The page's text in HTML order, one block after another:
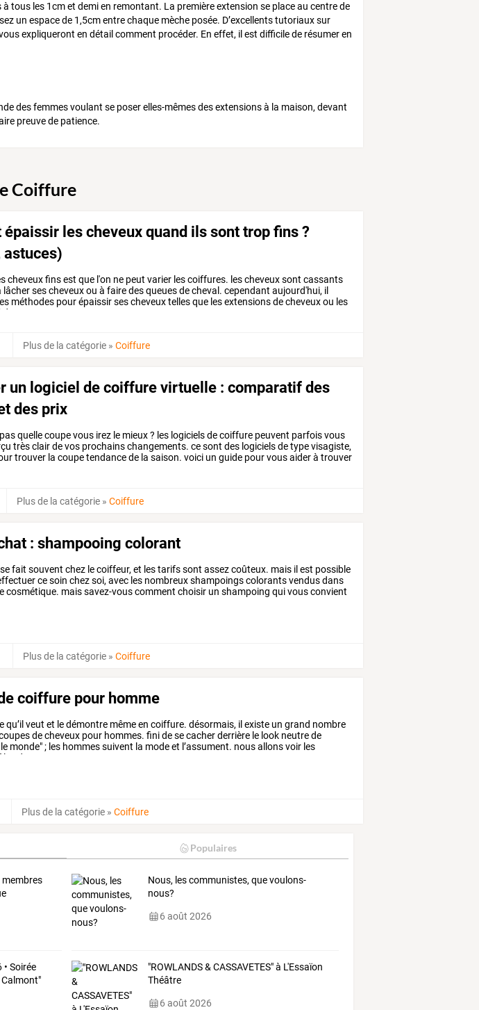
tous les 1cm et demi en remontant. La première extension se place au centre de
un espace de 1,5cm entre chaque mèche posée. D’excellents tutoriaux sur
expliqueront en détail comment procéder. En effet, il est difficile de résumer en
des femmes voulant se poser elles-mêmes des extensions à la maison, devant
preuve de patience.
Coiffure
épaissir les cheveux quand ils sont trop fins ?
astuces)
cheveuxfinsest que l'on ne peut varier lescoiffures. lescheveuxsont cassants
lâchersescheveuxou à fairedesqueuesdecheval. cependant aujourd'hui, il
méthodes pourépaissirsescheveuxtellesque lesextensionsdecheveuxou les
donnent
Plus de la catégorie »Coiffure
un logiciel de coiffure virtuelle : comparatif des
des prix
pasquellecoupevous irez le mieux? les logicielsdecoiffure peuvent parfoisvous
trèsclairdevos prochainschangements. cesont des logicielsdetypevisagiste,
trouver la coupetendancede la saison. voici un guide pourvousaiderà trouver
Plus de la catégorie »Coiffure
: shampooing colorant
sefait souvent chez lecoiffeur, et lestarifssont assezcoûteux. mais ilest possible
cesoin chezsoi, avec les nombreuxshampoingscolorantsvendusdans
cosmétique. maissavez-vouscomment choisir un shampoing quivousconvient
Plus de la catégorie »Coiffure
coiffure pour homme
qu’il veut et ledémontre mêmeen coiffure. désormais, il existe un grand nombre
decheveux pour hommes. finidesecacherderrière le look neutrede
le monde"; les hommessuivent la modeet l’assument. nousallonsvoir les
de
Plus de la catégorie »Coiffure
Populaires
membres
Nous, les communistes, que voulons-
nous?
6 août 2026
Soirée
"ROWLANDS & CASSAVETES" à L'Essaïon
Théâtre
6 août 2026